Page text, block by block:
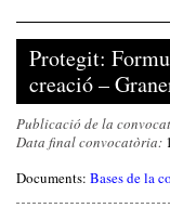
Protegit:
creació –
Publicació de la
Data final convocatòria:
Documents: Bases de la